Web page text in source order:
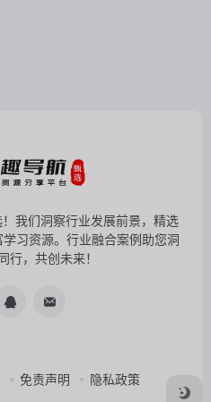
我们洞察行业发展前景，精选
习资源。行业融合案例助您洞
行，共创未来！
免责声明 隐私政策